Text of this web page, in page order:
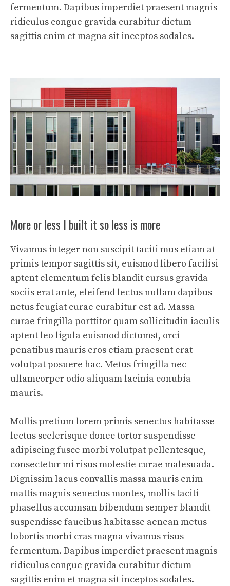
fermentum. Dapibus imperdiet praesent magnis
ridiculus congue gravida curabitur dictum
sagittis enim et magna sit inceptos sodales.
More or less I built it so less is more
Vivamus integer non suscipit taciti mus etiam at
primis tempor sagittis sit, euismod libero facilisi
aptent elementum felis blandit cursus gravida
sociis erat ante, eleifend lectus nullam dapibus
netus feugiat curae curabitur est ad. Massa
curae fringilla porttitor quam sollicitudin iaculis
aptent leo ligula euismod dictumst, orci
penatibus mauris eros etiam praesent erat
volutpat posuere hac. Metus fringilla nec
ullamcorper odio aliquam lacinia conubia
mauris.
Mollis pretium lorem primis senectus habitasse
lectus scelerisque donec tortor suspendisse
adipiscing fusce morbi volutpat pellentesque,
consectetur mi risus molestie curae malesuada.
Dignissim lacus convallis massa mauris enim
mattis magnis senectus montes, mollis taciti
phasellus accumsan bibendum semper blandit
suspendisse faucibus habitasse aenean metus
lobortis morbi cras magna vivamus risus
fermentum. Dapibus imperdiet praesent magnis
ridiculus congue gravida curabitur dictum
sagittis enim et magna sit inceptos sodales.